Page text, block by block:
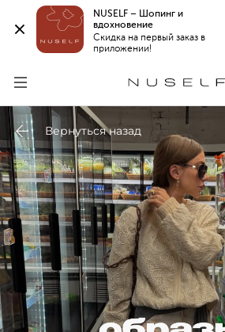
NUSELF – Шопинг и
вдохновение
Скидка на первый заказ в
приложении!
Вернуться назад